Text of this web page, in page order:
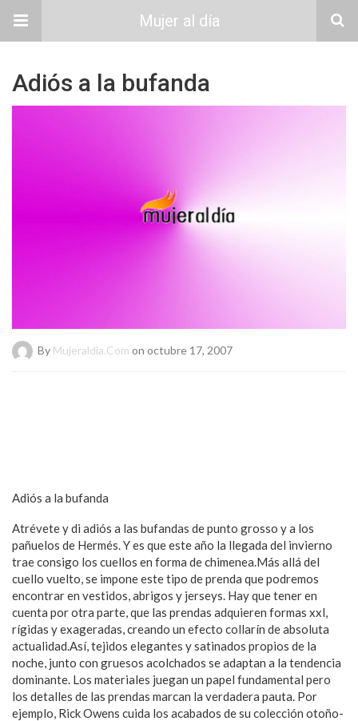
Mujer al día
Adiós a la bufanda
By Mujeraldia.com on octubre 17, 2007
Adiós a la bufanda
Atrévete y di adiós a las bufandas de punto grosso y a los
pañuelos de Hermés. Y es que este año la llegada del invierno
trae consigo los cuellos en forma de chimenea.Más allá del
cuello vuelto, se impone este tipo de prenda que podremos
encontrar en vestidos, abrigos y jerseys. Hay que tener en
cuenta por otra parte, que las prendas adquieren formas xxl,
rígidas y exageradas, creando un efecto collarín de absoluta
actualidad.Así, tejidos elegantes y satinados propios de la
noche, junto con gruesos acolchados se adaptan a la tendencia
dominante. Los materiales juegan un papel fundamental pero
los detalles de las prendas marcan la verdadera pauta. Por
ejemplo, Rick Owens cuida los acabados de su colección otoño-